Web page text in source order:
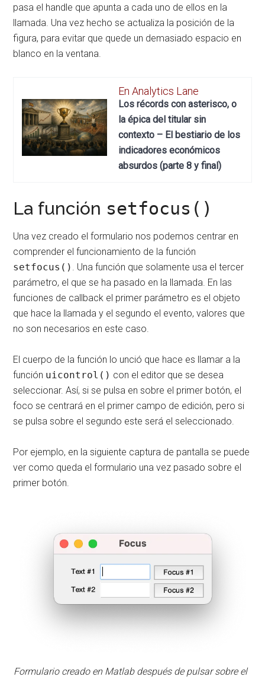
pasa el handle que apunta a cada uno de ellos en la
llamada. Una vez hecho se actualiza la posición de la
figura, para evitar que quede un demasiado espacio en
blanco en la ventana.
En Analytics Lane
Los récords con asterisco, o
la épica del titular sin
contexto – El bestiario de los
indicadores económicos
absurdos (parte 8 y final)
La función setfocus()
Una vez creado el formulario nos podemos centrar en
comprender el funcionamiento de la función
setfocus()
. Una función que solamente usa el tercer
parámetro, el que se ha pasado en la llamada. En las
funciones de callback el primer parámetro es el objeto
que hace la llamada y el segundo el evento, valores que
no son necesarios en este caso.
El cuerpo de la función lo unció que hace es llamar a la
función uicontrol() con el editor que se desea
seleccionar. Así, si se pulsa en sobre el primer botón, el
foco se centrará en el primer campo de edición, pero si
se pulsa sobre el segundo este será el seleccionado.
Por ejemplo, en la siguiente captura de pantalla se puede
ver como queda el formulario una vez pasado sobre el
primer botón.
Formulario creado en Matlab después de pulsar sobre el